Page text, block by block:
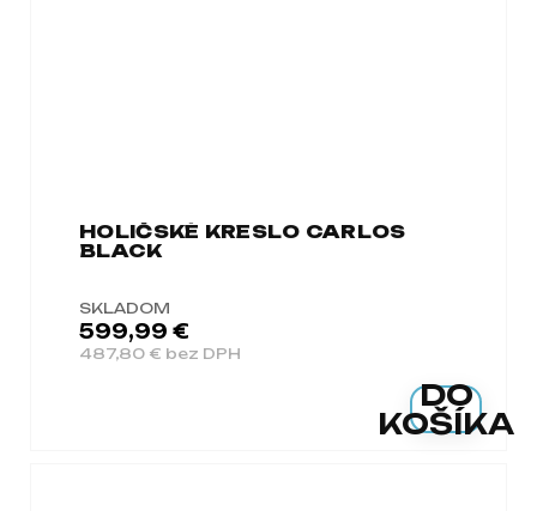
HOLIČSKÉ KRESLO CARLOS
BLACK
SKLADOM
487,80 € bez DPH
599,99 €
DO
KOŠÍKA